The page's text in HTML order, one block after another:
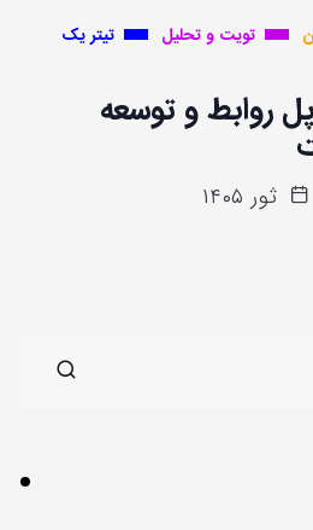
تویت و تحلیل
تیتر یک
روابط و توسعه